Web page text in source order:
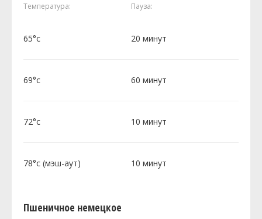
Температура: Пауза:
65°c 20 минут
69°c 60 минут
72°c 10 минут
78°c (мэш-аут) 10 минут
Пшеничное немецкое